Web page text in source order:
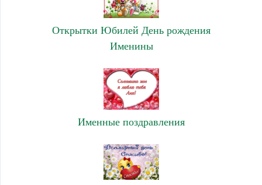
Открытки Юбилей День рождения
Именины
Именные поздравления